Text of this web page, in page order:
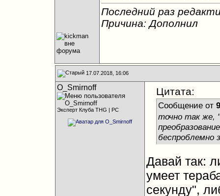
Последний раз
Причина: Дополнил
17.07.2018, 16:06
O_Smirnoff
Эксперт Клуба THG | PC
Цитата:
Сообщение от
точно так же,
беспроблемно
Давай так:
умеет
секунду",